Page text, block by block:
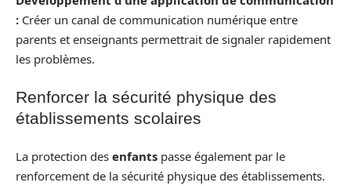
: Créer un canal de communication numérique entre
parents et enseignants permettrait de signaler rapidement
les problèmes.
Renforcer la sécurité physique des
établissements scolaires
La protection des enfants passe également par le
renforcement de la sécurité physique des établissements.